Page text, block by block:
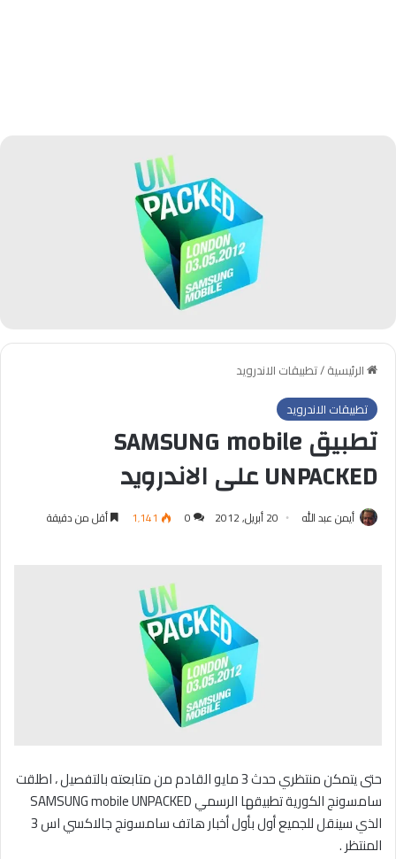
الرئيسية/تطبيقات الاندرويد
تطبيقات الاندرويد
تطبيق SAMSUNG mobile
UNPACKED على الاندرويد
أيمن عبد الله 20 أبريل, 2012 0 1٬141 أقل من دقيقة
حتى يتمكن منتظري حدث 3 مايو القادم من متابعته بالتفصيل ، اطلقت
سامسونج الكورية تطبيقها الرسمي SAMSUNG mobile UNPACKED
الذي سينقل للجميع أول بأول أخبار هاتف سامسونج جالاكسي اس 3
المنتظر .